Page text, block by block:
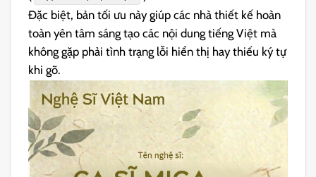
Đặc biệt, bản tối ưu này giúp các nhà thiết kế hoàn
toàn yên tâm sáng tạo các nội dung tiếng Việt mà
không gặp phải tình trạng lỗi hiển thị hay thiếu ký tự
khi gõ.